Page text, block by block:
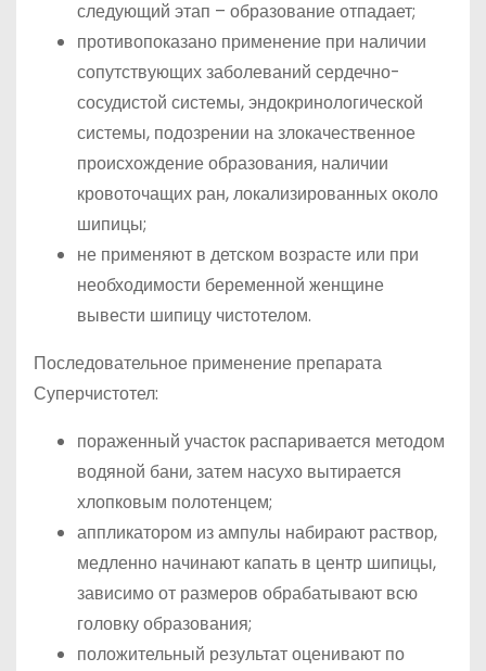
следующий этап – образование отпадает;
противопоказано применение при наличии
сопутствующих заболеваний сердечно-
сосудистой системы, эндокринологической
системы, подозрении на злокачественное
происхождение образования, наличии
кровоточащих ран, локализированных около
шипицы;
не применяют в детском возрасте или при
необходимости беременной женщине
вывести шипицу чистотелом.
Последовательное применение препарата
Суперчистотел:
пораженный участок распаривается методом
водяной бани, затем насухо вытирается
хлопковым полотенцем;
аппликатором из ампулы набирают раствор,
медленно начинают капать в центр шипицы,
зависимо от размеров обрабатывают всю
головку образования;
положительный результат оценивают по